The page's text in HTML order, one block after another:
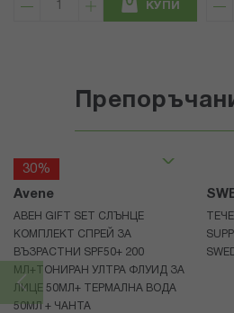
КУПИ
30%
Avene
АВЕН GIFT SET СЛЪНЦЕ
КОМПЛЕКТ СПРЕЙ ЗА
ВЪЗРАСТНИ SPF50+ 200
МЛ+ТОНИРАН УЛТРА ФЛУИД ЗА
ЛИЦЕ 50МЛ+ ТЕРМАЛНА ВОДА
50МЛ + ЧАНТА